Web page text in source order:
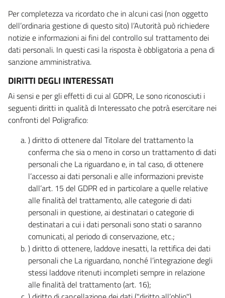
Per completezza va ricordato che in alcuni casi (non oggetto
dell’ordinaria gestione di questo sito) l’Autorità può richiedere
notizie e informazioni ai fini del controllo sul trattamento dei
dati personali. In questi casi la risposta è obbligatoria a pena di
sanzione amministrativa.
DIRITTI DEGLI INTERESSATI
Ai sensi e per gli effetti di cui al GDPR, Le sono riconosciuti i
seguenti diritti in qualità di Interessato che potrà esercitare nei
confronti del Poligrafico:
) diritto di ottenere dal Titolare del trattamento la
conferma che sia o meno in corso un trattamento di dati
personali che La riguardano e, in tal caso, di ottenere
l’accesso ai dati personali e alle informazioni previste
dall’art. 15 del GDPR ed in particolare a quelle relative
alle finalità del trattamento, alle categorie di dati
personali in questione, ai destinatari o categorie di
destinatari a cui i dati personali sono stati o saranno
comunicati, al periodo di conservazione, etc.;
) diritto di ottenere, laddove inesatti, la rettifica dei dati
personali che La riguardano, nonché l’integrazione degli
stessi laddove ritenuti incompleti sempre in relazione
alle finalità del trattamento (art. 16);